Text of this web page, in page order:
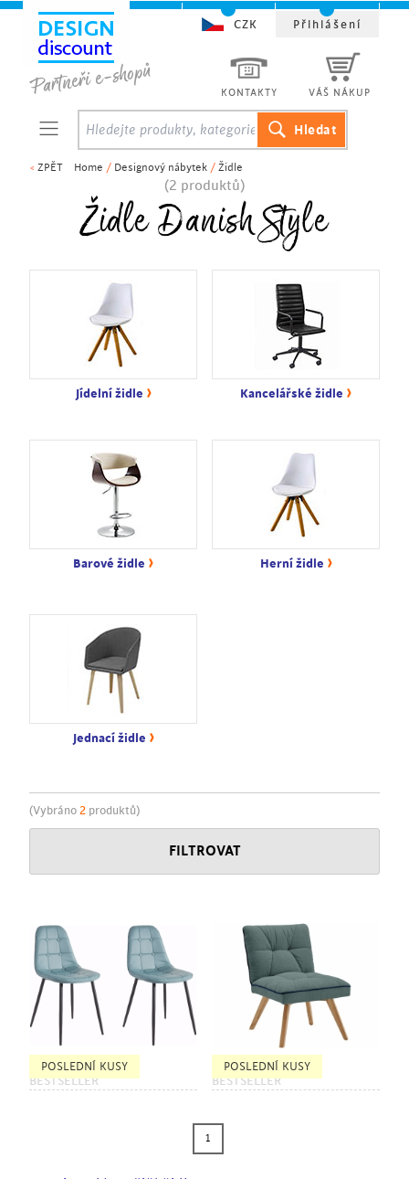
< ZPĚT Home / Designový nábytek / Židle
(2 produktů)
Židle Danish Style
Jídelní židle › Kancelářské židle ›
Barové židle › Herní židle ›
Jednací židle ›
(Vybráno 2 produktů)
FILTROVAT
POSLEDNÍ KUSY
BESTSELLER
POSLEDNÍ KUSY
BESTSELLER
1
KONTAKTY VÁŠ NÁKUP
CZK Přihlášení